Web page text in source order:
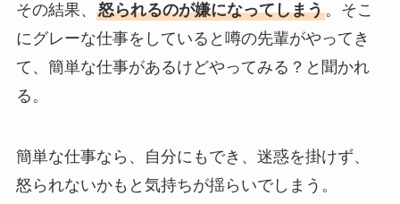
その結果、 怒られるのが嫌になってしまう。そこ
にグレーな仕事をしていると噂の先輩がやってき
て、簡単な仕事があるけどやってみる？と聞かれ
る。
簡単な仕事なら、自分にもでき、迷惑を掛けず、
怒られないかもと気持ちが揺らいでしまう。